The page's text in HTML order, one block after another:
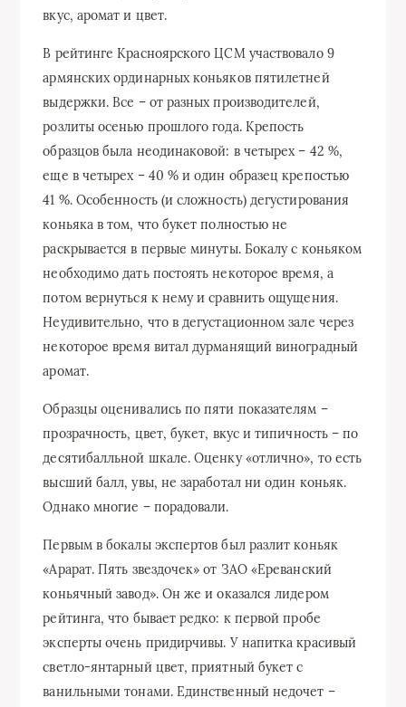
вкус, аромат и цвет.
В рейтинге Красноярского ЦСМ участвовало 9
армянских ординарных коньяков пятилетней
выдержки. Все – от разных производителей,
розлиты осенью прошлого года. Крепость
образцов была неодинаковой: в четырех – 42 %,
еще в четырех – 40 % и один образец крепостью
41 %. Особенность (и сложность) дегустирования
коньяка в том, что букет полностью не
раскрывается в первые минуты. Бокалу с коньяком
необходимо дать постоять некоторое время, а
потом вернуться к нему и сравнить ощущения.
Неудивительно, что в дегустационном зале через
некоторое время витал дурманящий виноградный
аромат.
Образцы оценивались по пяти показателям –
прозрачность, цвет, букет, вкус и типичность – по
десятибалльной шкале. Оценку «отлично», то есть
высший балл, увы, не заработал ни один коньяк.
Однако многие – порадовали.
Первым в бокалы экспертов был разлит коньяк
«Арарат. Пять звездочек» от ЗАО «Ереванский
коньячный завод». Он же и оказался лидером
рейтинга, что бывает редко: к первой пробе
эксперты очень придирчивы. У напитка красивый
светло-янтарный цвет, приятный букет с
ванильными тонами. Единственный недочет –